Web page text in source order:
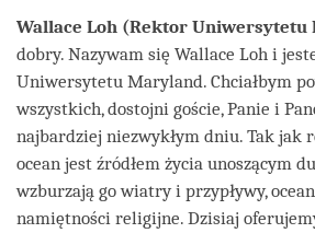
Wallace Loh (Rektor Uniwersytetu
dobry. Nazywam się Wallace Loh i
Uniwersytetu Maryland. Chciałbym
wszystkich, dostojni goście, Panie i
najbardziej niezwykłym dniu. Tak jak
ocean jest źródłem życia unoszącym
wzburzają go wiatry i przypływy,
namiętności religijne. Dzisiaj